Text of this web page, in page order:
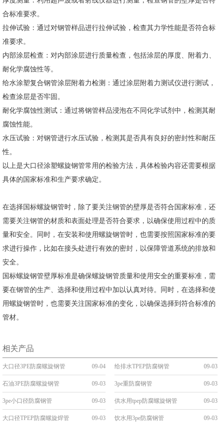
合标准要求。
拉伸试验：通过对钢管样品进行拉伸试验，检查其力学性能是否符合标
准要求。
内部涂层检查：对内部涂层进行质量检查，包括涂层的厚度、附着力、
耐化学腐蚀性等。
给水涂塑复合钢管涂层附着力检测：通过涂层附着力测试仪进行测试，
检查涂层是否牢固。
耐化学腐蚀性测试：通过将钢管样品浸泡在不同化学试剂中，检测其耐
腐蚀性能。
水压试验：对钢管进行水压试验，检测其是否具有良好的密封性和耐压
性。
以上是大口径涂塑螺旋钢管常用的检验方法，具体检验内容还需要根据
具体的国家标准和生产要求确定。
在选择国标螺旋钢管时，除了要关注钢管的壁厚是否符合国家标准，还
需要关注钢管的材质和表面处理是否符合要求，以确保使用过程中的质
量和安全。同时，在安装和使用螺旋钢管时，也需要按照国家标准的要
求进行操作，比如在接头处进行有效的密封，以保障管道系统的排放和
安全。
国标螺旋钢管壁厚标准是确保螺旋钢管质量和使用安全的重要标准，需
要在钢管的生产、选择和使用过程中加以认真对待。同时，在选择和使
用螺旋钢管时，也需要关注国家标准的变化，以确保选择到符合标准的
管材。
相关产品
大口径3PE防腐螺旋钢管 09-04 给排水TPEP防腐钢管 09-03
石油3PE防腐螺旋钢管 09-03 3pe重防腐钢管 09-03
3pe小口径防腐钢管 09-03 供水用tpep防腐螺旋钢管 09-03
大口径TPEP防腐螺旋焊管 09-03 饮水用3pe防腐钢管 09-03